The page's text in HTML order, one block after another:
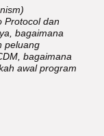
Protocol dan
bagaimana
peluang
bagaimana
awal program